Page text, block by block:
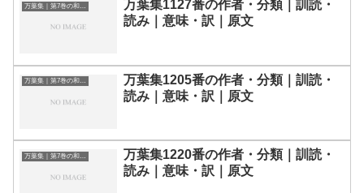
万葉集｜第7巻の和歌一覧
万葉集1127番の作者・分類｜訓読・
読み｜意味・訳｜原文
万葉集｜第7巻の和歌一覧
万葉集1205番の作者・分類｜訓読・
読み｜意味・訳｜原文
万葉集｜第7巻の和歌一覧
万葉集1220番の作者・分類｜訓読・
読み｜意味・訳｜原文